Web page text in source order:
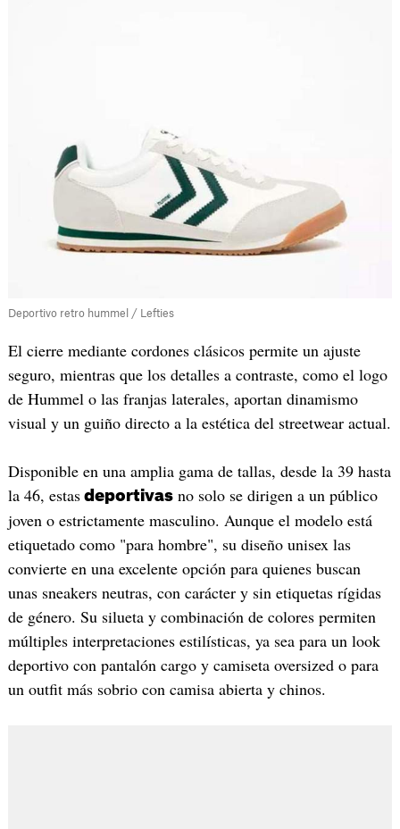
Deportivo retro hummel / Lefties
El cierre mediante cordones clásicos permite un ajuste
seguro, mientras que los detalles a contraste, como el logo
de Hummel o las franjas laterales, aportan dinamismo
visual y un guiño directo a la estética del streetwear actual.
Disponible en una amplia gama de tallas, desde la 39 hasta
la 46, estasdeportivasno solo se dirigen a un público
joven o estrictamente masculino. Aunque el modelo está
etiquetado como "para hombre", su diseño unisex las
convierte en una excelente opción para quienes buscan
unas sneakers neutras, con carácter y sin etiquetas rígidas
de género. Su silueta y combinación de colores permiten
múltiples interpretaciones estilísticas, ya sea para un look
deportivo con pantalón cargo y camiseta oversized o para
un outfit más sobrio con camisa abierta y chinos.